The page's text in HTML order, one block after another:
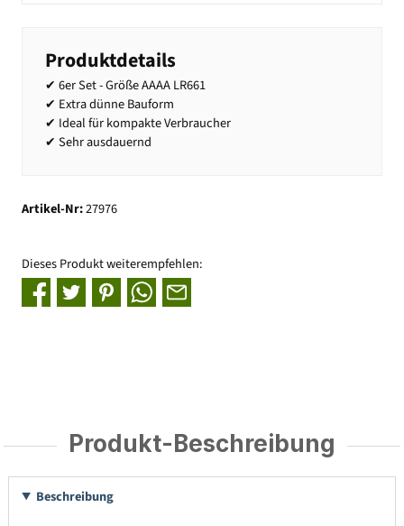
Produktdetails
✔ 6er Set - Größe AAAA LR661
✔ Extra dünne Bauform
✔ Ideal für kompakte Verbraucher
✔ Sehr ausdauernd
Artikel-Nr:27976
Dieses Produkt weiterempfehlen:
Produkt-Beschreibung
Beschreibung